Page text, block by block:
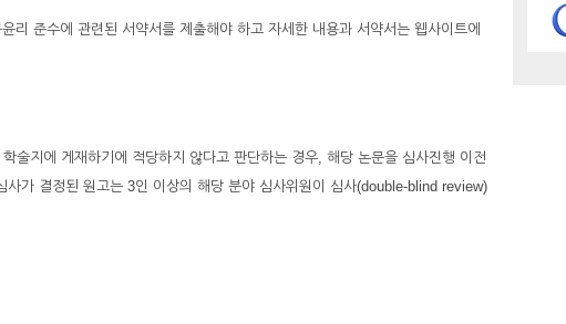
리 준수에 관련된 서약서를 제출해야 하고 자세한 내용과 서약서는 웹사이트에
술지에 게재하기에 적당하지 않다고 판단하는 경우, 해당 논문을 심사진행 이전
가 결정된 원고는 3인 이상의 해당 분야 심사위원이 심사(double-blind review)